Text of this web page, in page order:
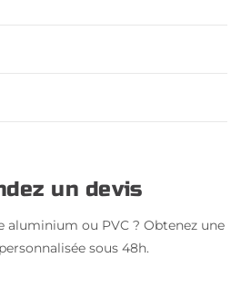
un devis
aluminium ou PVC ? Obtenez une
sous 48h.